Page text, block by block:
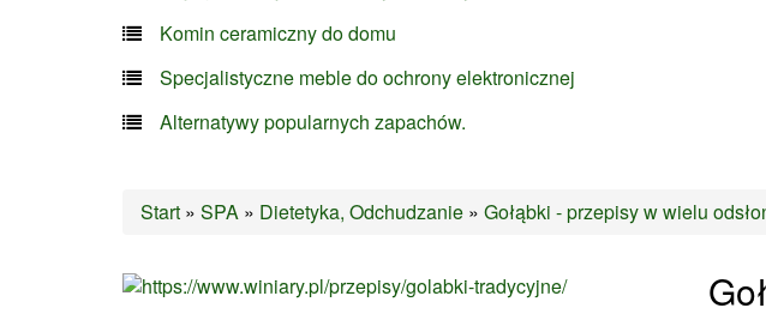
Komin ceramiczny do domu
Specjalistyczne meble do ochrony elektronicznej
Alternatywy popularnych zapachów.
Start » SPA » Dietetyka, Odchudzanie » Gołąbki - przepisy w wielu